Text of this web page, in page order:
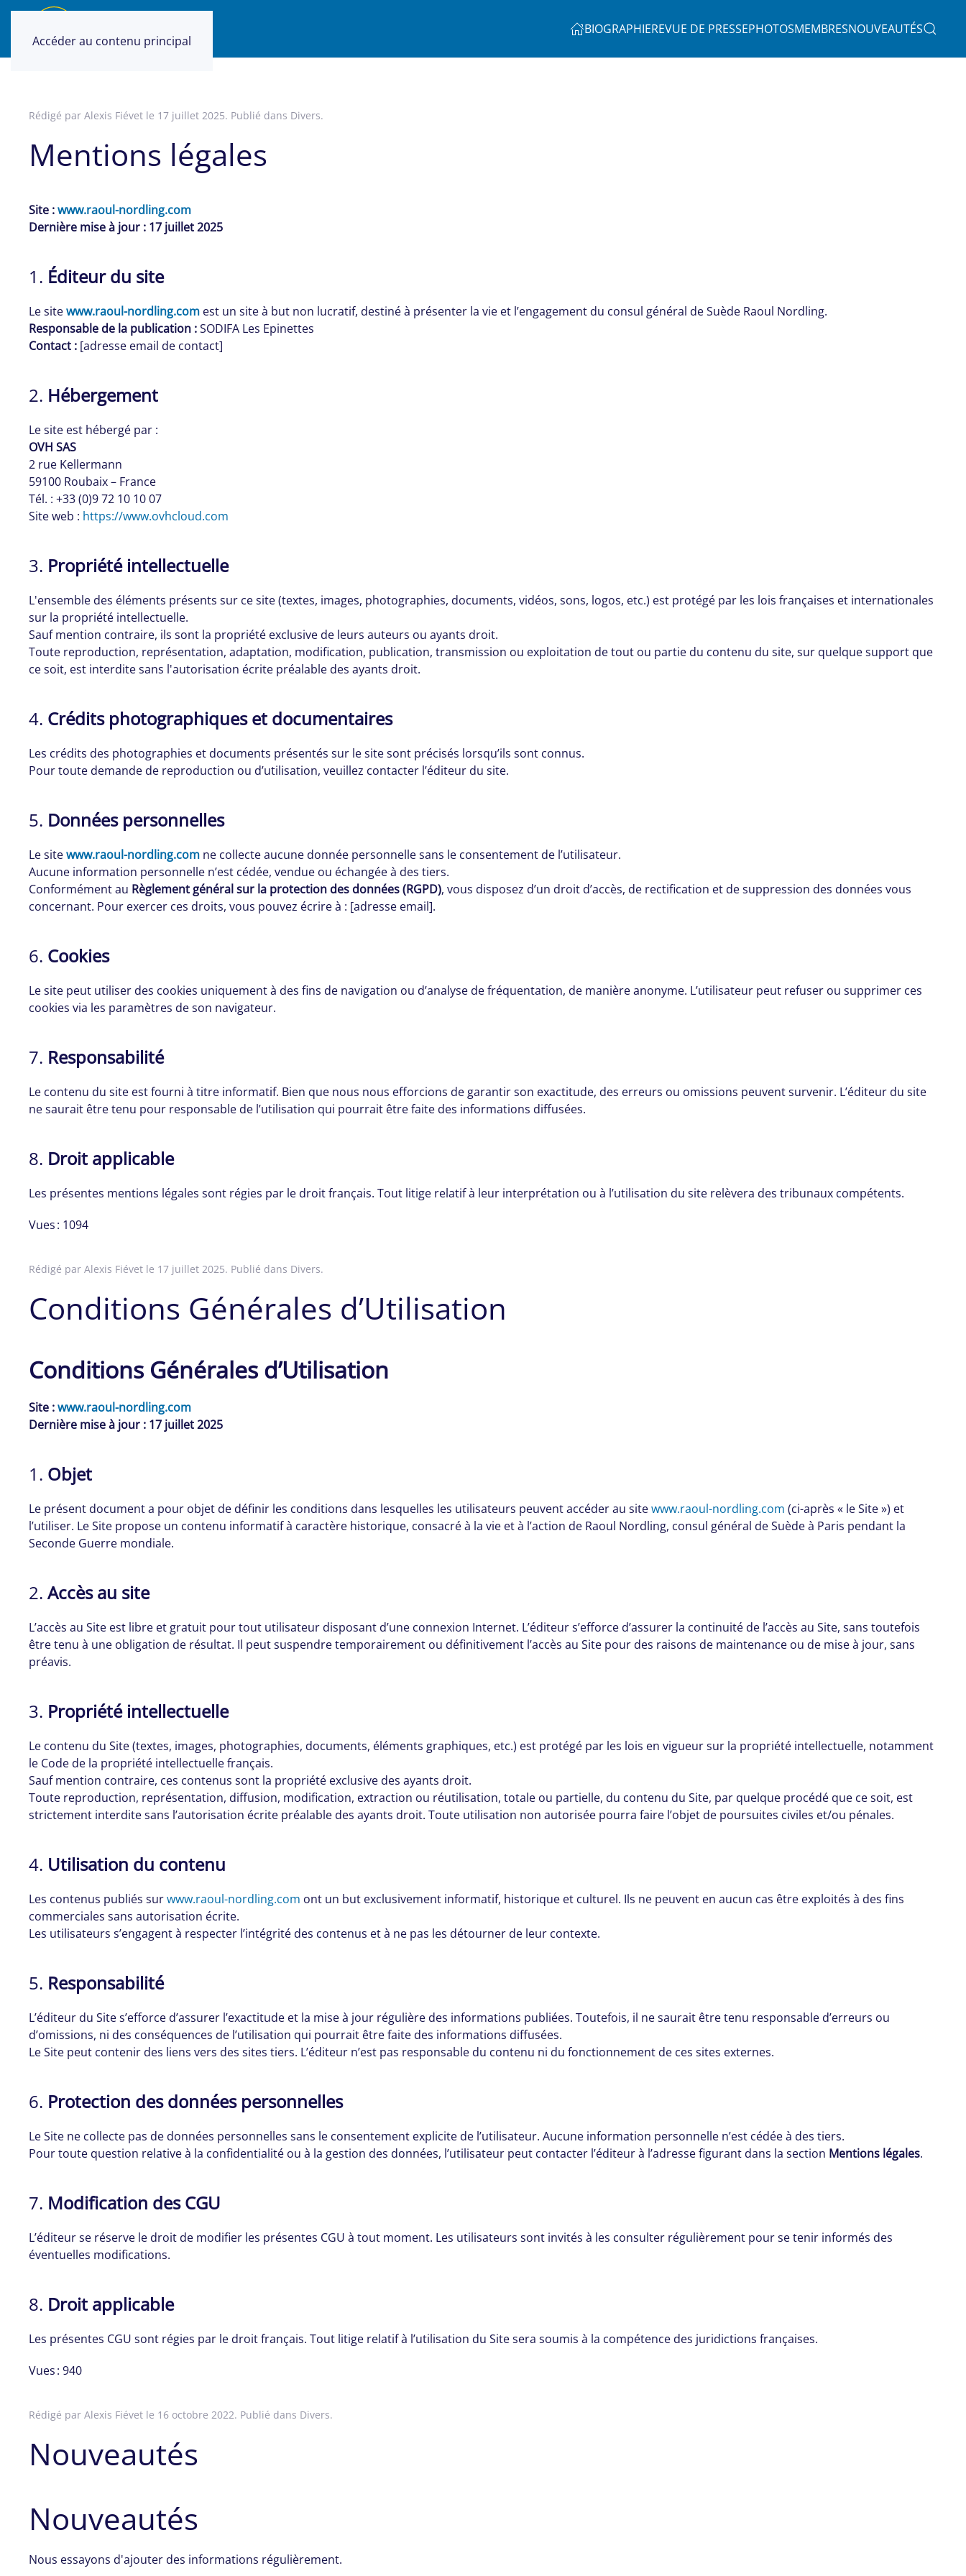
Accéder au contenu principal
BIOGRAPHIEREVUE DE PRESSEPHOTOSMEMBRESNOUVEAUTÉS
Rédigé par Alexis Fiévet le 17 juillet 2025. Publié dans Divers.
Mentions légales
Site :www.raoul-nordling.com
Dernière mise à jour : 17 juillet 2025
1. Éditeur du site
Le sitewww.raoul-nordling.com est un site à but non lucratif, destiné à présenter la vie et l’engagement du consul général de Suède Raoul Nordling.
Responsable de la publication :SODIFA Les Epinettes
Contact : [adresse email de contact]
2. Hébergement
Le site est hébergé par :
OVH SAS
2 rue Kellermann
59100 Roubaix – France
Tél. : +33 (0)9 72 10 10 07
Site web : https://www.ovhcloud.com
3. Propriété intellectuelle
L'ensemble des éléments présents sur ce site (textes, images, photographies, documents, vidéos, sons, logos, etc.) est protégé par les lois françaises et internationales
sur la propriété intellectuelle.
Sauf mention contraire, ils sont la propriété exclusive de leurs auteurs ou ayants droit.
Toute reproduction, représentation, adaptation, modification, publication, transmission ou exploitation de tout ou partie du contenu du site, sur quelque support que
ce soit, est interdite sans l'autorisation écrite préalable des ayants droit.
4. Crédits photographiques et documentaires
Les crédits des photographies et documents présentés sur le site sont précisés lorsqu’ils sont connus.
Pour toute demande de reproduction ou d’utilisation, veuillez contacter l’éditeur du site.
5. Données personnelles
Le sitewww.raoul-nordling.com ne collecte aucune donnée personnelle sans le consentement de l’utilisateur.
Aucune information personnelle n’est cédée, vendue ou échangée à des tiers.
Conformément au Règlement général sur la protection des données (RGPD), vous disposez d’un droit d’accès, de rectification et de suppression des données vous
concernant. Pour exercer ces droits, vous pouvez écrire à : [adresse email].
6. Cookies
Le site peut utiliser des cookies uniquement à des fins de navigation ou d’analyse de fréquentation, de manière anonyme. L’utilisateur peut refuser ou supprimer ces
cookies via les paramètres de son navigateur.
7. Responsabilité
Le contenu du site est fourni à titre informatif. Bien que nous nous efforcions de garantir son exactitude, des erreurs ou omissions peuvent survenir. L’éditeur du site
ne saurait être tenu pour responsable de l’utilisation qui pourrait être faite des informations diffusées.
8. Droit applicable
Les présentes mentions légales sont régies par le droit français. Tout litige relatif à leur interprétation ou à l’utilisation du site relèvera des tribunaux compétents.
Vues : 1094
Rédigé par Alexis Fiévet le 17 juillet 2025. Publié dans Divers.
Conditions Générales d’Utilisation
Conditions Générales d’Utilisation
Site :www.raoul-nordling.com
Dernière mise à jour : 17 juillet 2025
1. Objet
Le présent document a pour objet de définir les conditions dans lesquelles les utilisateurs peuvent accéder au sitewww.raoul-nordling.com (ci-après « le Site ») et
l’utiliser. Le Site propose un contenu informatif à caractère historique, consacré à la vie et à l’action de Raoul Nordling, consul général de Suède à Paris pendant la
Seconde Guerre mondiale.
2. Accès au site
L’accès au Site est libre et gratuit pour tout utilisateur disposant d’une connexion Internet. L’éditeur s’efforce d’assurer la continuité de l’accès au Site, sans toutefois
être tenu à une obligation de résultat. Il peut suspendre temporairement ou définitivement l’accès au Site pour des raisons de maintenance ou de mise à jour, sans
préavis.
3. Propriété intellectuelle
Le contenu du Site (textes, images, photographies, documents, éléments graphiques, etc.) est protégé par les lois en vigueur sur la propriété intellectuelle, notamment
le Code de la propriété intellectuelle français.
Sauf mention contraire, ces contenus sont la propriété exclusive des ayants droit.
Toute reproduction, représentation, diffusion, modification, extraction ou réutilisation, totale ou partielle, du contenu du Site, par quelque procédé que ce soit, est
strictement interdite sans l’autorisation écrite préalable des ayants droit. Toute utilisation non autorisée pourra faire l’objet de poursuites civiles et/ou pénales.
4. Utilisation du contenu
Les contenus publiés surwww.raoul-nordling.com ont un but exclusivement informatif, historique et culturel. Ils ne peuvent en aucun cas être exploités à des fins
commerciales sans autorisation écrite.
Les utilisateurs s’engagent à respecter l’intégrité des contenus et à ne pas les détourner de leur contexte.
5. Responsabilité
L’éditeur du Site s’efforce d’assurer l’exactitude et la mise à jour régulière des informations publiées. Toutefois, il ne saurait être tenu responsable d’erreurs ou
d’omissions, ni des conséquences de l’utilisation qui pourrait être faite des informations diffusées.
Le Site peut contenir des liens vers des sites tiers. L’éditeur n’est pas responsable du contenu ni du fonctionnement de ces sites externes.
6. Protection des données personnelles
Le Site ne collecte pas de données personnelles sans le consentement explicite de l’utilisateur. Aucune information personnelle n’est cédée à des tiers.
Pour toute question relative à la confidentialité ou à la gestion des données, l’utilisateur peut contacter l’éditeur à l’adresse figurant dans la section Mentions légales.
7. Modification des CGU
L’éditeur se réserve le droit de modifier les présentes CGU à tout moment. Les utilisateurs sont invités à les consulter régulièrement pour se tenir informés des
éventuelles modifications.
8. Droit applicable
Les présentes CGU sont régies par le droit français. Tout litige relatif à l’utilisation du Site sera soumis à la compétence des juridictions françaises.
Vues : 940
Rédigé par Alexis Fiévet le 16 octobre 2022. Publié dans Divers.
Nouveautés
Nouveautés
Nous essayons d'ajouter des informations régulièrement.